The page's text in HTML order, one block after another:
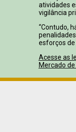
atividades
vigilância
“Contudo,
esforços de
Acesse as
Mercado de